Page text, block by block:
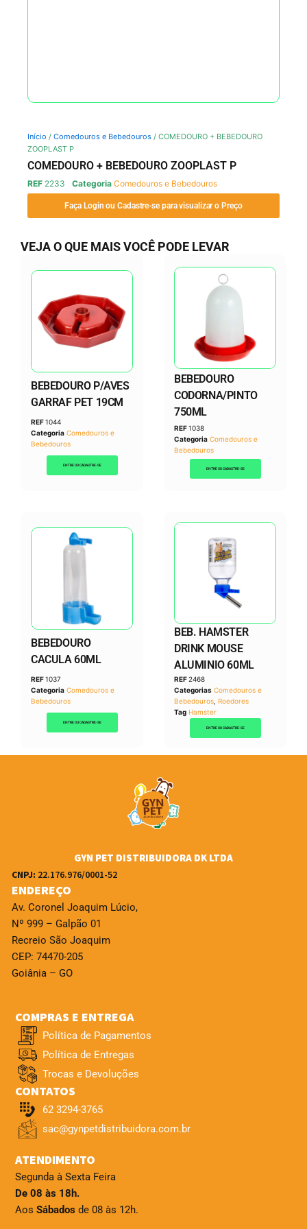
Início / Comedouros e Bebedouros / COMEDOURO + BEBEDOURO
ZOOPLAST P
COMEDOURO + BEBEDOURO ZOOPLAST P
REF 2233 Categoria Comedouros e Bebedouros
Faça Login ou Cadastre-se para visualizar o Preço
VEJA O QUE MAIS VOCÊ PODE LEVAR
BEBEDOURO P/AVES
GARRAF PET 19CM
REF1044
Categoria Comedouros e
Bebedouros
ENTRE OU CADASTRE-SE
BEBEDOURO
CODORNA/PINTO
750ML
REF1038
Categoria Comedouros e
Bebedouros
ENTRE OU CADASTRE-SE
BEBEDOURO
CACULA 60ML
REF1037
Categoria Comedouros e
Bebedouros
ENTRE OU CADASTRE-SE
BEB. HAMSTER
DRINK MOUSE
ALUMINIO 60ML
REF2468
Categorias Comedouros e
Bebedouros Roedores
Tag Hamster
ENTRE OU CADASTRE-SE
GYN PET DISTRIBUIDORA DK LTDA
CNPJ: 22.176.976/0001-52
ENDEREÇO
Av. Coronel Joaquim Lúcio,
Nº 999 – Galpão 01
Recreio São Joaquim
CEP: 74470-205
Goiânia – GO
COMPRAS E ENTREGA
Política de Pagamentos
Política de Entregas
Trocas e Devoluções
CONTATOS
62 3294-3765
sac@gynpetdistribuidora.com.br
ATENDIMENTO
Segunda à Sexta Feira
De 08 às 18h.
Aos Sábados de 08 às 12h.